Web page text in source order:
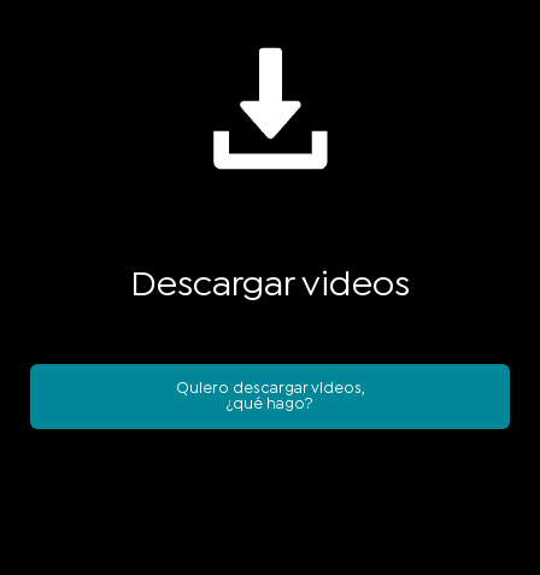
Descargar videos
Quiero descargar videos,
¿qué hago?